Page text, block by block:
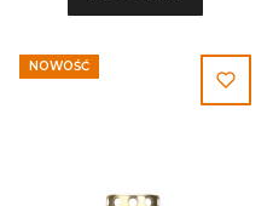
NOWOŚĆ